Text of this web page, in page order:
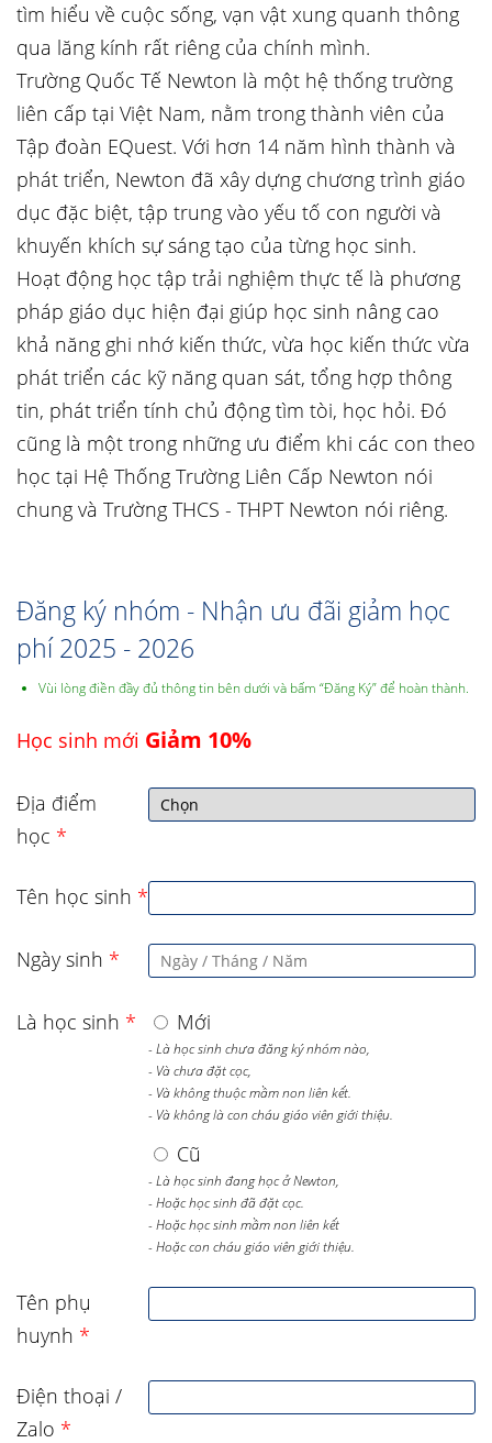
tìm hiểu về cuộc sống, vạn vật xung quanh thông
qua lăng kính rất riêng của chính mình.
Trường Quốc Tế Newton là một hệ thống trường
liên cấp tại Việt Nam, nằm trong thành viên của
Tập đoàn EQuest. Với hơn 14 năm hình thành và
phát triển, Newton đã xây dựng chương trình giáo
dục đặc biệt, tập trung vào yếu tố con người và
khuyến khích sự sáng tạo của từng học sinh.
Hoạt động học tập trải nghiệm thực tế là phương
pháp giáo dục hiện đại giúp học sinh nâng cao
khả năng ghi nhớ kiến thức, vừa học kiến thức vừa
phát triển các kỹ năng quan sát, tổng hợp thông
tin, phát triển tính chủ động tìm tòi, học hỏi. Đó
cũng là một trong những ưu điểm khi các con theo
học tại Hệ Thống Trường Liên Cấp Newton nói
chung và Trường THCS - THPT Newton nói riêng.
Đăng ký nhóm - Nhận ưu đãi giảm học
phí 2025 - 2026
Vùi lòng điền đầy đủ thông tin bên dưới và bấm “Đăng Ký” để hoàn thành.
Học sinh mới Giảm 10%
Địa điểm
học *
Tên học sinh *
Ngày sinh *
Là học sinh * Mới
- Là học sinh chưa đăng ký nhóm nào,
- Và chưa đặt cọc,
- Và không thuộc mầm non liên kết.
- Và không là con cháu giáo viên giới thiệu.
Cũ
- Là học sinh đang học ở Newton,
- Hoặc học sinh đã đặt cọc.
- Hoặc học sinh mầm non liên kết
- Hoặc con cháu giáo viên giới thiệu.
Tên phụ
huynh *
Điện thoại /
Zalo *